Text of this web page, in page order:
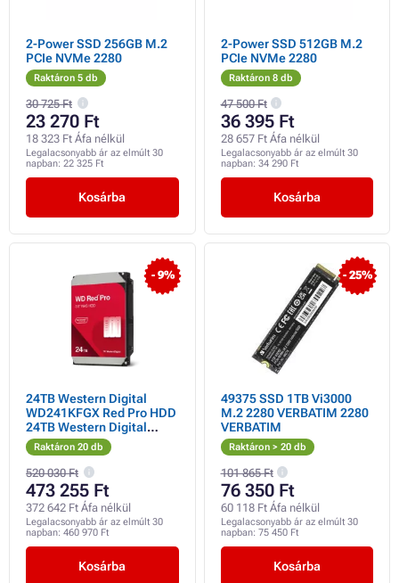
2-Power SSD 256GB M.2
PCIe NVMe 2280
Raktáron 5 db
30 725 Ft
23 270 Ft
18 323 Ft Áfa nélkül
Legalacsonyabb ár az elmúlt 30
napban: 22 325 Ft
Kosárba
2-Power SSD 512GB M.2
PCIe NVMe 2280
Raktáron 8 db
47 500 Ft
36 395 Ft
28 657 Ft Áfa nélkül
Legalacsonyabb ár az elmúlt 30
napban: 34 290 Ft
Kosárba
- 9%
24TB Western Digital
WD241KFGX Red Pro HDD
24TB Western Digital
WD241KFGX Red Pro HDD
Raktáron 20 db
520 030 Ft
473 255 Ft
372 642 Ft Áfa nélkül
Legalacsonyabb ár az elmúlt 30
napban: 460 970 Ft
Kosárba
- 25%
49375 SSD 1TB Vi3000
M.2 2280 VERBATIM 2280
VERBATIM
Raktáron > 20 db
101 865 Ft
76 350 Ft
60 118 Ft Áfa nélkül
Legalacsonyabb ár az elmúlt 30
napban: 75 450 Ft
Kosárba